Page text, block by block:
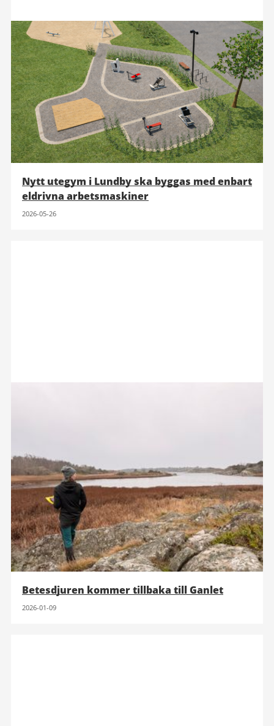
Nytt utegym i Lundby ska byggas med enbart
eldrivna arbetsmaskiner
2026-05-26
Betesdjuren kommer tillbaka till Ganlet
2026-01-09